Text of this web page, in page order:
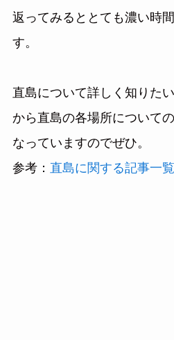
返ってみるととても濃い時
す。
直島について詳しく知りた
から直島の各場所について
なっていますのでぜひ。
参考：
直島に関する記事一覧